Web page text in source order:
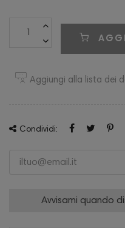
Aggiungi alla lista dei
Condividi:
Avvisami quando